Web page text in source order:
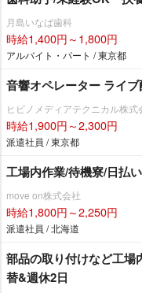
月島いなば歯科
時給1,400円～1,800円
アルバイト・パート / 東京都
音響オペレーター ライ
ヒビノメディアテクニカル株式
時給1,900円～2,300円
派遣社員 / 東京都
工場内作業/待機寮/日払
move on株式会社
時給1,800円～2,250円
派遣社員 / 北海道
部品の取り付けなど工場
替&週休2日